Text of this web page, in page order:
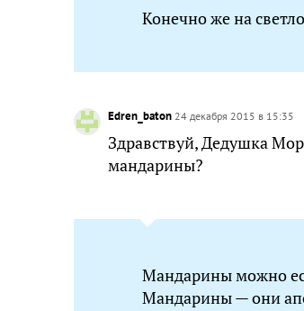
Конечно же на
Edren_baton 24 декабря 2015 в 15:35
Здравствуй, Дедушка
мандарины?
Мандарины можно
Мандарины — они